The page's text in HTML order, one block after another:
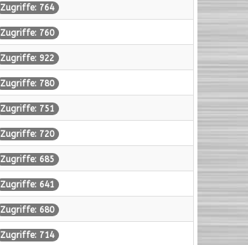
Zugriffe: 764
Zugriffe: 760
Zugriffe: 922
Zugriffe: 780
Zugriffe: 751
Zugriffe: 720
Zugriffe: 685
Zugriffe: 641
Zugriffe: 680
Zugriffe: 714